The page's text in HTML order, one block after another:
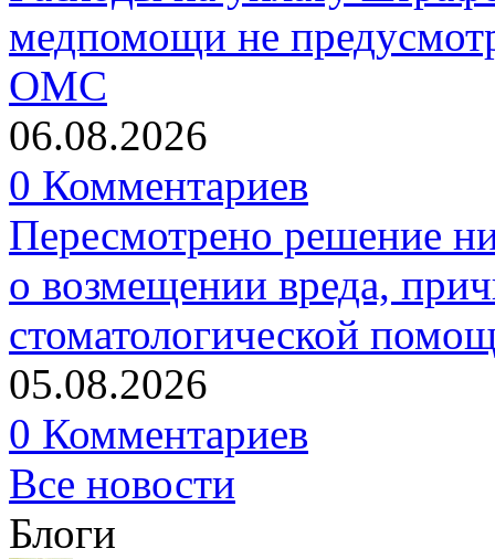
медпомощи не
ОМС
06.08.2026
0 Комментариев
Пересмотрено решение
о возмещении вреда,
стоматологической
05.08.2026
0 Комментариев
Все новости
Блоги